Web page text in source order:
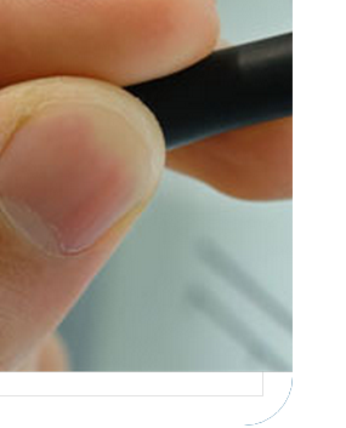
Какие вопросы
задают на детекторе
лжи: от теории к
Один из самых частых
вопросов у людей,
готовящихся к
проверке…